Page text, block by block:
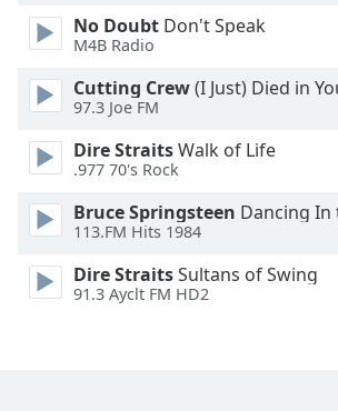
No Doubt Don't Speak
M4B Radio
Cutting Crew(I Just) Died in
97.3 Joe FM
Dire StraitsWalk of Life
.977 70's Rock
Bruce Springsteen Dancing In
113.FM Hits 1984
Dire StraitsSultans of Swing
91.3 Ayclt FM HD2